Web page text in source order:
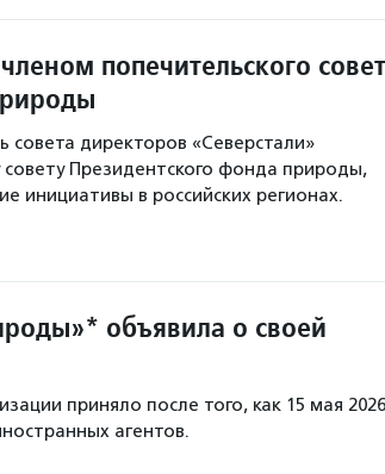
попечительского
совета директоров «Северстали»
Президентского фонда природы,
инициативы в российских регионах.
объявила о своей
приняло после того, как 15 мая 2026
агентов.